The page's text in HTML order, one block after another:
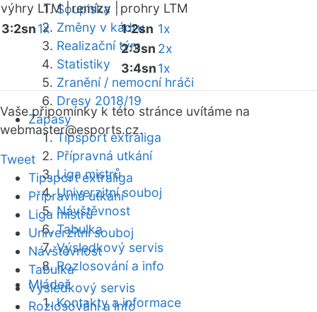
Soupiska
Změny v kádru
Realizační tým
Statistiky
Zranění / nemocní hráči
Dresy 2018/19
Zápasy
Tipsport extraliga
Přípravná utkání
Liga mistrů
Univerzitní souboj
Návštěvnost
Tabulka
Výsledkový servis
Rozlosování a info
Mládež
Kontakty a informace
výhry LTM |remízy |
prohry LTM
3:2sn1x 1:2sn 1x
2:3sn 2x
3:4sn1x
Vaše připomínky k této stránce uvítáme na
webmaster@esports.cz.
Tweet
Tipsport extraliga
Přípravná utkání
Liga mistrů
Univerzitní souboj
Návštěvnost
Tabulka
Výsledkový servis
Rozlosování a info